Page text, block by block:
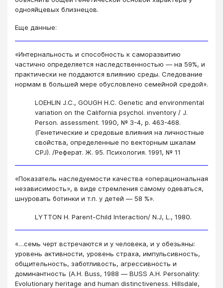
однояйцевых близнецов.
Еще данные:
«Интернальность и способность к саморазвитию
частично определяется наследственностью ― на 59%, и
практически не поддаются влиянию среды. Следование
нормам в большей мере обусловлено семейной средой».
LOEHLIN J.C., GOUGH H.C. Genetic and environmental
variation on the California psychol. inventory / J.
Person. assessment. 1990, № 3-4, p. 463-468.
(Генетические и средовые влияния на личностные
свойства, определенные по векторным шкалам
CPJ). /Реферат. Ж. 95. Психология. 1991, № 11
«Показатель наследуемости качества «операциональная
независимость», в виде стремления самому одеваться,
шнуровать ботинки и т.п. у детей ― 58 %».
LYTTON H. Parent-Child Interaction/ N.J, L., 1980.
«…семь черт встречаются и у человека, и у обезьяны:
уровень активности, уровень страха, импульсивность,
общительность, заботливость, агрессивность и
доминантность (A.H. Buss, 1988 ― BUSS A.H. Personality:
Evolutionary heritage and human distinctiveness. Hillsdale,